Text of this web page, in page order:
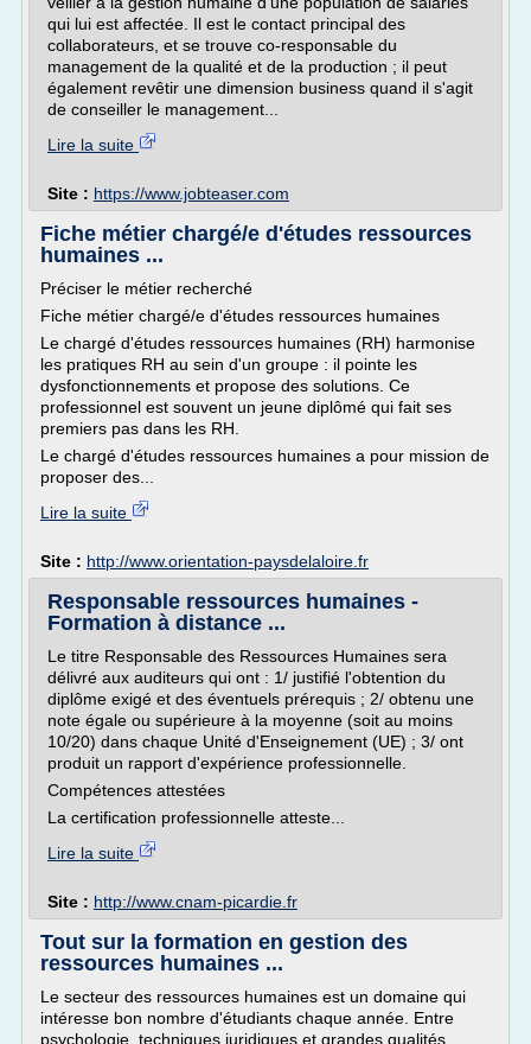
qui lui est affectée. Il est le contact principal des
collaborateurs, et se trouve co-responsable du
management de la qualité et de la production ; il peut
également revêtir une dimension business quand il s'agit
de conseiller le management...
Lire la suite
Site : https://www.jobteaser.com
Fiche métier chargé/e d'études ressources
humaines ...
Préciser le métier recherché
Fiche métier chargé/e d'études ressources humaines
Le chargé d'études ressources humaines (RH) harmonise
les pratiques RH au sein d'un groupe : il pointe les
dysfonctionnements et propose des solutions. Ce
professionnel est souvent un jeune diplômé qui fait ses
premiers pas dans les RH.
Le chargé d'études ressources humaines a pour mission de
proposer des...
Lire la suite
Site : http://www.orientation-paysdelaloire.fr
Responsable ressources humaines -
Formation à distance ...
Le titre Responsable des Ressources Humaines sera
délivré aux auditeurs qui ont : 1/ justifié l'obtention du
diplôme exigé et des éventuels prérequis ; 2/ obtenu une
note égale ou supérieure à la moyenne (soit au moins
10/20) dans chaque Unité d'Enseignement (UE) ; 3/ ont
produit un rapport d'expérience professionnelle.
Compétences attestées
La certification professionnelle atteste...
Lire la suite
Site : http://www.cnam-picardie.fr
Tout sur la formation en gestion des
ressources humaines ...
Le secteur des ressources humaines est un domaine qui
intéresse bon nombre d'étudiants chaque année. Entre
psychologie, techniques juridiques et grandes qualités